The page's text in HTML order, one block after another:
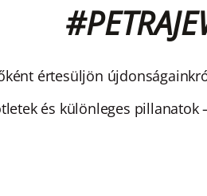
értesüljön
és különleges pillanatok